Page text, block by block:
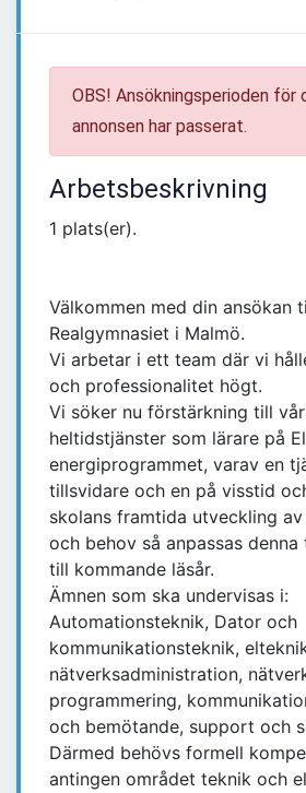
OBS! Ansökningsperioden för
annonsen har passerat.
Arbetsbeskrivning
1 plats(er).
Välkommen med din ansökan
Realgymnasiet i Malmö.
Vi arbetar i ett team där vi
och professionalitet högt.
Vi söker nu förstärkning till
heltidstjänster som lärare på
energiprogrammet, varav en
tillsvidare och en på visstid
skolans framtida utveckling
och behov så anpassas
till kommande läsår.
Ämnen som ska undervisas i:
Automationsteknik, Dator och
kommunikationsteknik,
nätverksadministration,
programmering,
och bemötande, support och
Därmed behövs formell
antingen området teknik och